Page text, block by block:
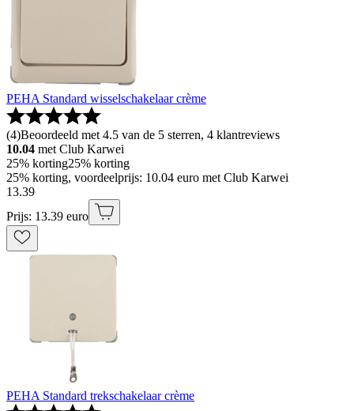
PEHA Standard wisselschakelaar crème
(4)Beoordeeld met 4.5 van de 5 sterren, 4 klantreviews
10.04 met Club Karwei
25% korting25% korting
25% korting, voordeelprijs: 10.04 euro met Club Karwei
13.39
Prijs: 13.39 euro
PEHA Standard trekschakelaar crème